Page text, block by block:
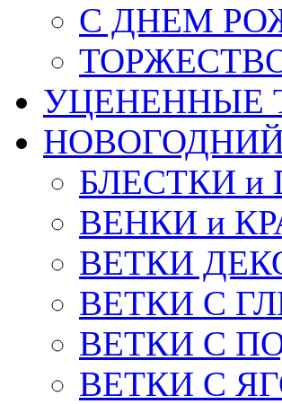
С ДНЕМ
УЦЕНЕННЫЕ
БЛЕСТКИ и
ВЕНКИ и
ВЕТКИ
ВЕТКИ С
ВЕТКИ С
ВЕТКИ С